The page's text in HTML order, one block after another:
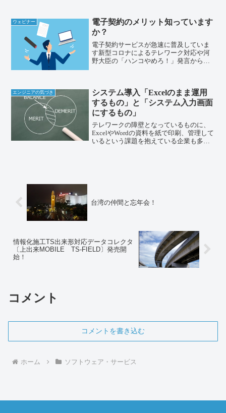
ムは担当者が違うので、今回は考えてい
ない」「グループウ...
ウェビナー
電子契約のメリット知っています
か？
電子契約サービスが急速に普及していま
す新型コロナによるテレワーク対応や河
野大臣の「ハンコやめろ！」発言から電
年前より導入が進んでいま...
エンジニアの気づき
システム導入「Excelのまま運用
するもの」と「システム入力画面
にするもの」
テレワークの障壁となっているものに、
ExcelやWordの資料を紙で印刷、管理して
いるという課題を抱えている企業も多い
台湾の仲間と忘年会！
情報化施工TS出来形対応データコレクタ
〔上出来MOBILE TS-FIELD〕発売開
始！
コメント
コメントを書き込む
ホーム ソフトウェア・サービス